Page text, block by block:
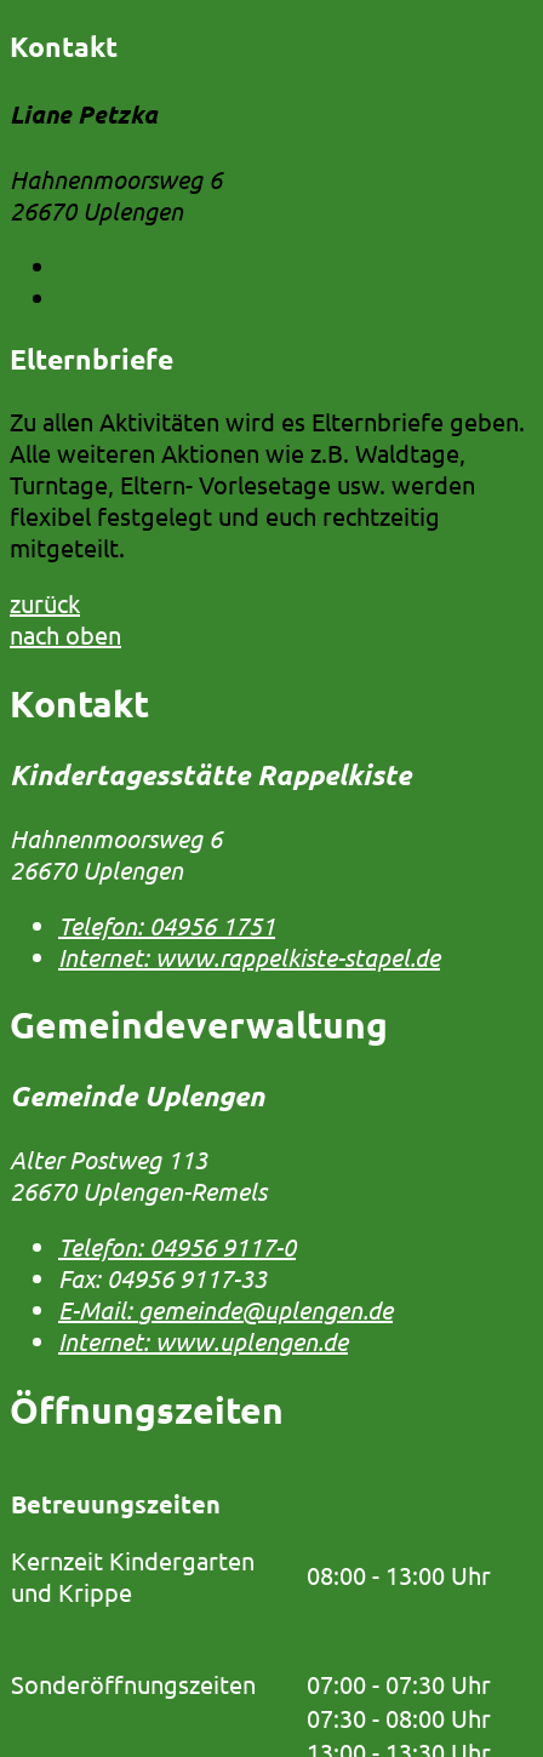
Kontakt
Liane Petzka
Hahnenmoorsweg 6
26670 Uplengen
Elternbriefe
Zu allen Aktivitäten wird es Elternbriefe geben.
Alle weiteren Aktionen wie z.B. Waldtage,
Turntage, Eltern- Vorlesetage usw. werden
flexibel festgelegt und euch rechtzeitig
mitgeteilt.
zurück
nach oben
Kontakt
Kindertagesstätte Rappelkiste
Hahnenmoorsweg 6
26670 Uplengen
Telefon: 04956 1751
Internet: www.rappelkiste-stapel.de
Gemeindeverwaltung
Gemeinde Uplengen
Alter Postweg 113
26670 Uplengen-Remels
Telefon: 04956 9117-0
Fax: 04956 9117-33
E-Mail: gemeinde@uplengen.de
Internet: www.uplengen.de
Öffnungszeiten
Betreuungszeiten
Kernzeit Kindergarten
und Krippe
08:00 - 13:00 Uhr
Sonderöffnungszeiten
07:00 - 07:30 Uhr
07:30 - 08:00 Uhr